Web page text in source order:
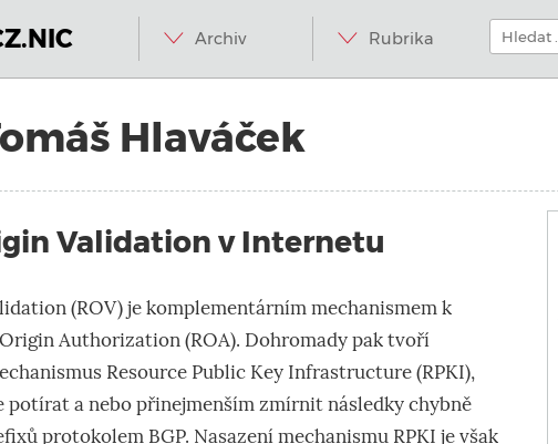
obsah
Archiv Rubrika
Hledat:
Hlaváček
Validation v Internetu
(ROV) je komplementárním mechanismem k
Authorization (ROA). Dohromady pak tvoří
Resource Public Key Infrastructure (RPKI),
potírat a nebo přinejmenším zmírnit následky chybně
protokolem BGP. Nasazení mechanismu RPKI je však